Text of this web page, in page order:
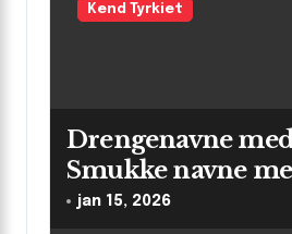
Kend Tyrkiet
Drengenavne
Smukke navne
af betydning
jan 15, 2026